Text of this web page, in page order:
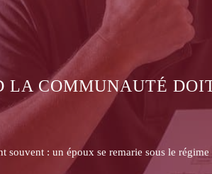
REFUSENT-
?
heurtent souvent au refus de l’assureur de